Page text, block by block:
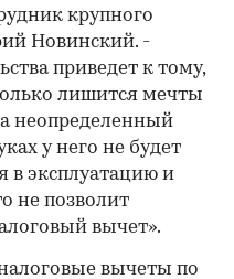
крупного
Новинский. -
приведет к тому,
лишится мечты
неопределенный
у него не будет
в эксплуатацию и
не позволит
вычет».
вычеты по